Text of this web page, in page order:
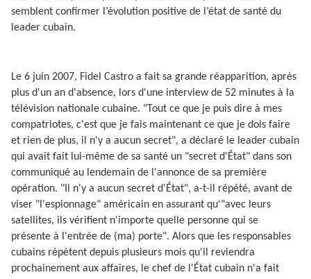
semblent confirmer l’évolution positive de l’état de santé du
leader cubain.
Le 6 juin 2007, Fidel Castro a fait sa grande réapparition, après
plus d'un an d'absence, lors d'une interview de 52 minutes à la
télévision nationale cubaine. "Tout ce que je puis dire à mes
compatriotes, c'est que je fais maintenant ce que je dois faire
et rien de plus, il n'y a aucun secret", a déclaré le leader cubain
qui avait fait lui-même de sa santé un "secret d'État" dans son
communiqué au lendemain de l'annonce de sa première
opération. "Il n'y a aucun secret d'État", a-t-il répété, avant de
viser "l'espionnage" américain en assurant qu'"avec leurs
satellites, ils vérifient n'importe quelle personne qui se
présente à l'entrée de (ma) porte". Alors que les responsables
cubains répètent depuis plusieurs mois qu'il reviendra
prochainement aux affaires, le chef de l'État cubain n'a fait